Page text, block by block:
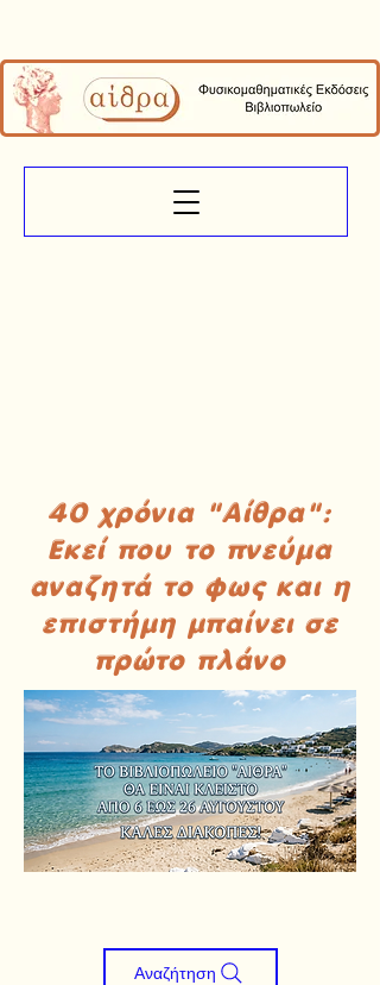
40 χρόνια "Αίθρα":
Εκεί που το πνεύμα
αναζητά το φως και η
επιστήμη μπαίνει σε
πρώτο πλάνο
Αναζήτηση